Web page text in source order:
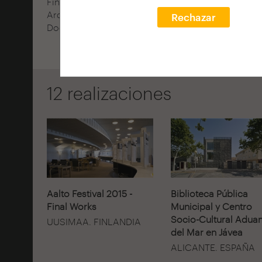
Rechazar
Arquitectónicos en la Universidad Aalto en
Doctor Arquitecto por el Departamento de
12 realizaciones
Aalto Festival 2015 -
Final Works
UUSIMAA. FINLANDIA
Biblioteca Pública
Municipal y Centro
Socio-Cultural
del Mar en Jávea
ALICANTE. ESPAÑA